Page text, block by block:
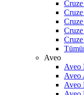
Aveo
Aveo
Aveo
Aveo